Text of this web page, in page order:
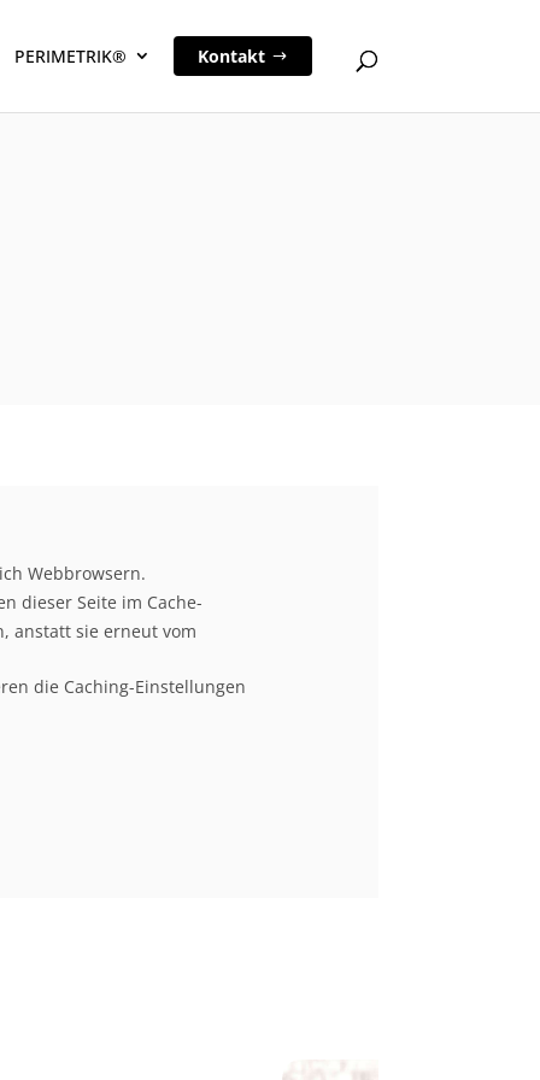
PERIMETRIK® Kontakt
Webbrowsern.
dieser Seite im Cache-
anstatt sie erneut vom
die Caching-Einstellungen